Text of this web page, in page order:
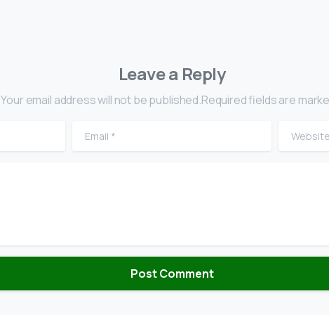
Leave a Reply
Your email address will not be published.Required fields are
Email Website